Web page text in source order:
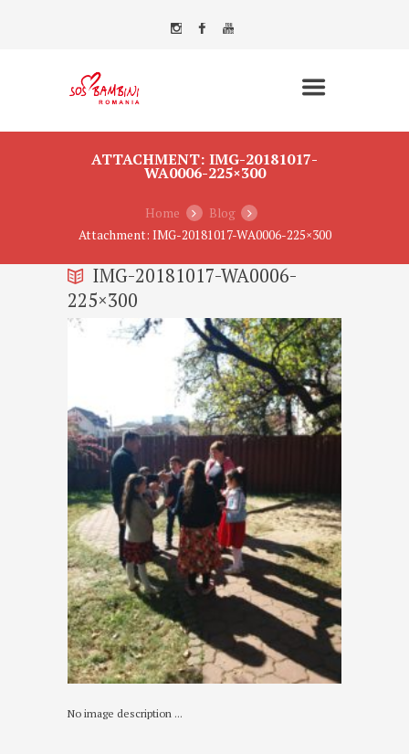
ATTACHMENT: IMG-20181017-
WA0006-225×300
Home
Blog
Attachment: IMG-20181017-WA0006-225×300
IMG-20181017-WA0006-
225×300
No image description ...